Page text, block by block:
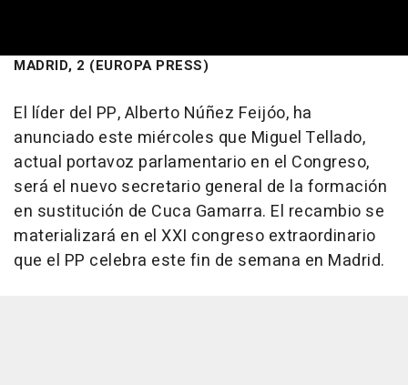
MADRID, 2 (EUROPA PRESS)
El líder del PP, Alberto Núñez Feijóo, ha
anunciado este miércoles que Miguel Tellado,
actual portavoz parlamentario en el Congreso,
será el nuevo secretario general de la formación
en sustitución de Cuca Gamarra. El recambio se
materializará en el XXI congreso extraordinario
que el PP celebra este fin de semana en Madrid.